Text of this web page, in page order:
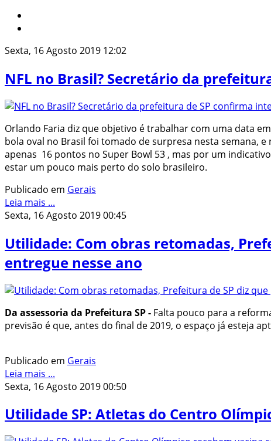
Sexta, 16 Agosto 2019 12:02
NFL no Brasil? Secretário da
Orlando Faria diz que objetivo é trabalhar com uma data
bola oval no Brasil foi tomado de surpresa nesta semana,
apenas 16 pontos no Super Bowl 53 , mas por um
estar um pouco mais perto do solo brasileiro.
Publicado em Gerais
Leia mais ...
Sexta, 16 Agosto 2019 00:45
Utilidade: Com obras retomadas,
entregue nesse ano
Da assessoria da Prefeitura SP - Falta pouco para a
previsão é que, antes do final de 2019, o espaço já esteja
Publicado em Gerais
Leia mais ...
Sexta, 16 Agosto 2019 00:50
Utilidade SP: Atletas do Centro